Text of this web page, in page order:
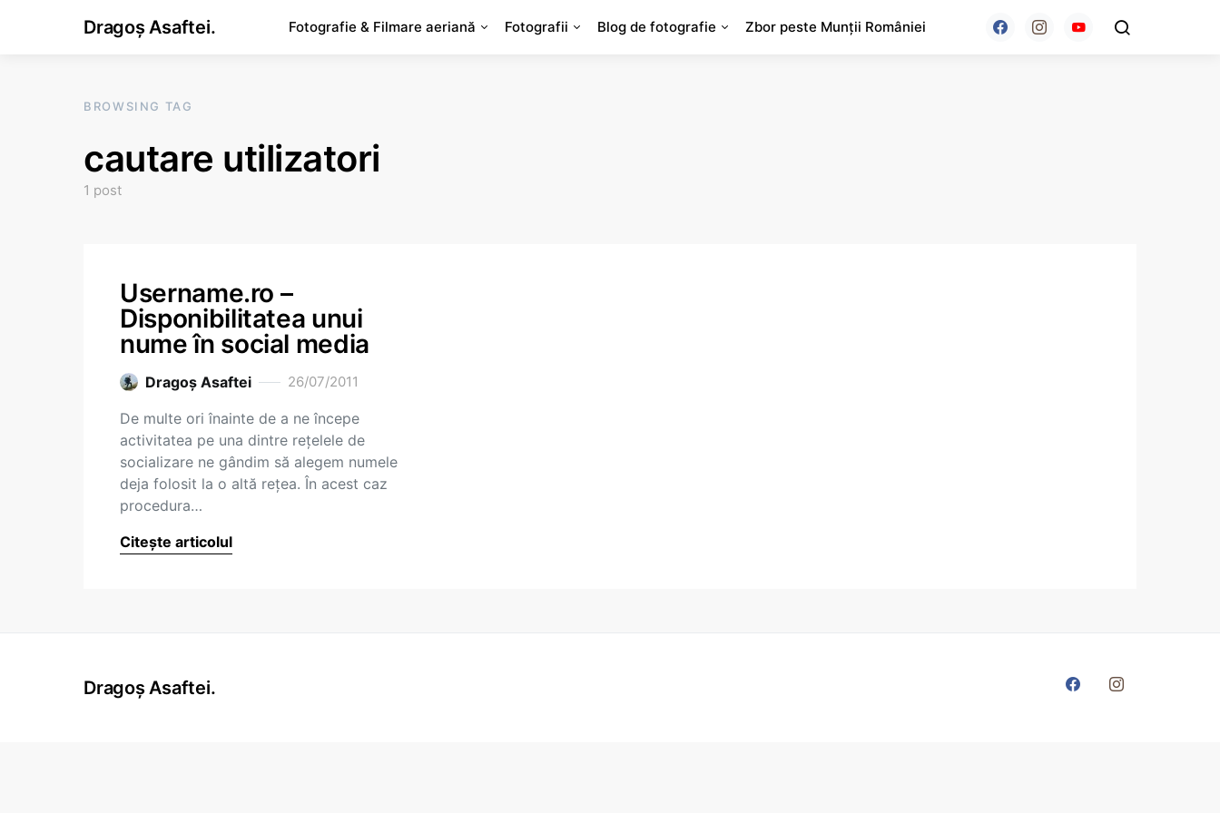
Dragoș Asaftei. Fotografie & Filmare aeriană Fotografii Blog de fotografie Zbor peste Munții României
BROWSING TAG
cautare utilizatori
1 post
Username.ro –
Disponibilitatea unui
nume în social media
Dragoş Asaftei 26/07/2011
De multe ori înainte de a ne începe
activitatea pe una dintre rețelele de
socializare ne gândim să alegem numele
deja folosit la o altă rețea. În acest caz
procedura…
Citește articolul
Dragoș Asaftei.